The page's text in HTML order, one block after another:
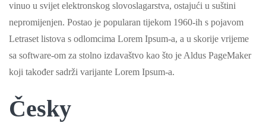
vinuo u svijet elektronskog slovoslagarstva, ostajući u suštini
nepromijenjen. Postao je popularan tijekom 1960-ih s pojavom
Letraset listova s odlomcima Lorem Ipsum-a, a u skorije vrijeme
sa software-om za stolno izdavaštvo kao što je Aldus PageMaker
koji također sadrži varijante Lorem Ipsum-a.
Česky